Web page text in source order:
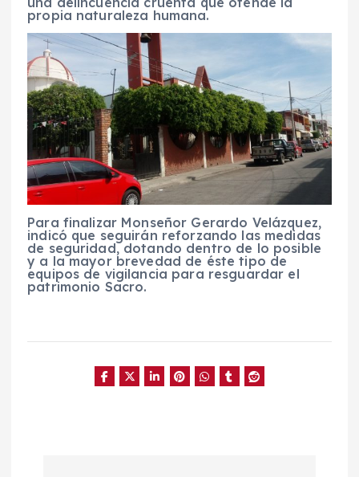
propia naturaleza humana.
Para finalizar Monseñor Gerardo Velázquez,
indicó que seguirán reforzando las medidas
de seguridad, dotando dentro de lo posible
y a la mayor brevedad de éste tipo de
equipos de vigilancia para resguardar el
patrimonio Sacro.